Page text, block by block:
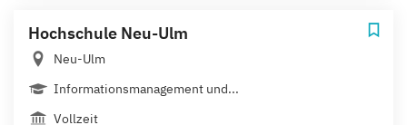
Hochschule Neu-Ulm
Neu-Ulm
Informationsmanagement und...
Vollzeit